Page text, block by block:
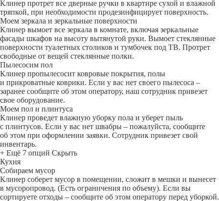
Клинер протрет все дверные ручки в квартире сухой и влажной
тряпкой, при необходимости продезинфицирует поверхность.
Моем зеркала и зеркальные поверхности
Клинер вымоет все зеркала в комнате, включая зеркальные
фасады шкафов на высоту вытянутой руки. Вымоет стеклянные
поверхности туалетных столиков и тумбочек под ТВ. Протрет
свободные от вещей стеклянные полки.
Пылесосим пол
Клинер пропылесосит ковровые покрытия, полы
и прикроватные коврики. Если у вас нет своего пылесоса –
заранее сообщите об этом оператору, наш сотрудник привезет
свое оборудование.
Моем пол и плинтуса
Клинер проведет влажную уборку пола и уберет пыль
с плинтусов. Если у вас нет швабры – пожалуйста, сообщите
об этом при оформлении заявки. Сотрудник привезет свой
инвентарь.
+ Ещё 7 опций Скрыть
Кухня
Собираем мусор
Клинер соберет мусор в помещении, сложит в мешки и вынесет
в мусоропровод. (Есть ограничения по объему). Если вы
сортируете отходы – сообщите об этом оператору перед уборкой.